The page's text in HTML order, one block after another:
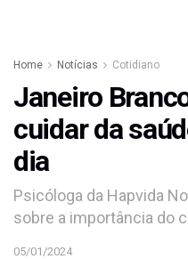
Home Notícias Cotidiano
Janeiro
cuidar da
dia
Psicóloga da Hapvida
sobre a importância do
05/01/2024